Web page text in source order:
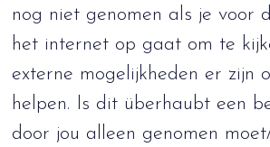
nog niet genomen als je voor
het internet op gaat om te
externe mogelijkheden er zijn
helpen. Is dit überhaubt een
door jou alleen genomen